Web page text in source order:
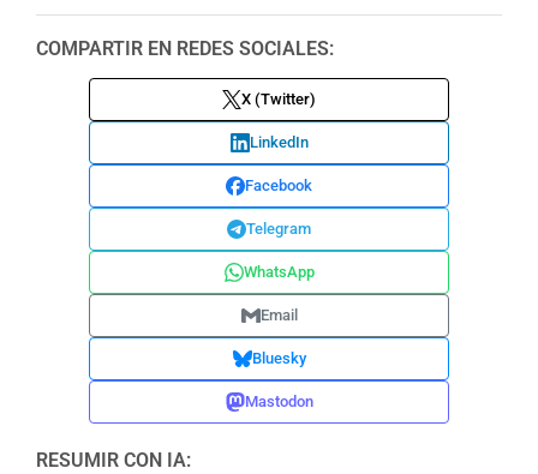
COMPARTIR EN REDES SOCIALES:
X (Twitter)
LinkedIn
Facebook
Telegram
WhatsApp
Email
Bluesky
Mastodon
RESUMIR CON IA: